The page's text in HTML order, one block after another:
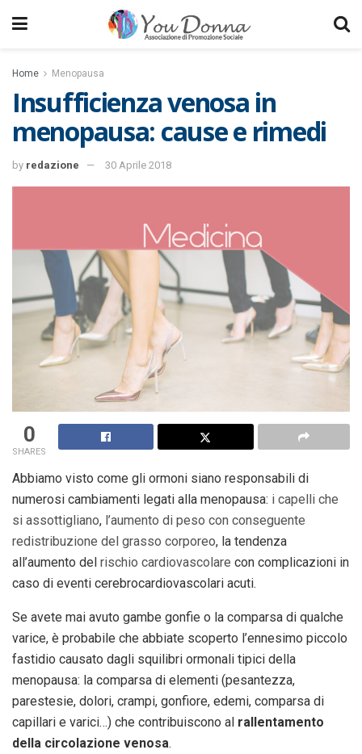
Home Menopausa
Insufficienza venosa in
menopausa: cause e rimedi
by redazione 30 Aprile 2018
0
SHARES
Abbiamo visto come gli ormoni siano responsabili di
numerosi cambiamenti legati alla menopausa: i capelli che
si assottigliano, l’aumento di peso con conseguente
redistribuzione del grasso corporeo, la tendenza
all’aumento del rischio cardiovascolare con complicazioni in
caso di eventi cerebrocardiovascolari acuti.
Se avete mai avuto gambe gonfie o la comparsa di qualche
varice, è probabile che abbiate scoperto l’ennesimo piccolo
fastidio causato dagli squilibri ormonali tipici della
menopausa: la comparsa di elementi (pesantezza,
parestesie, dolori, crampi, gonfiore, edemi, comparsa di
capillari e varici…) che contribuiscono al rallentamento
della circolazione venosa.